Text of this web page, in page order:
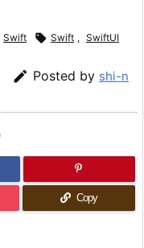
Swift  Swift , SwiftUI
 Posted by shi-n
Copy